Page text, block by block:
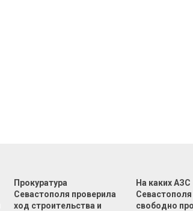
Прокуратура
Севастополя проверила
ход строительства и
На каких АЗС
Севастополя
свободно